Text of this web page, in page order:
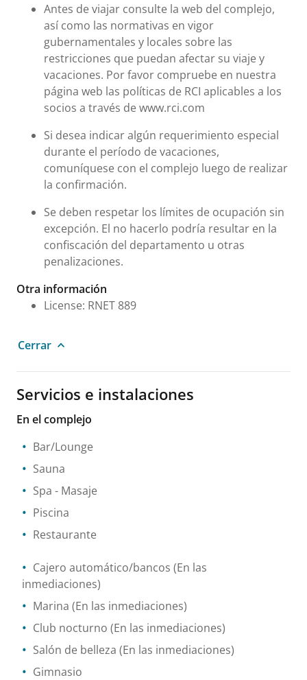
Antes de viajar consulte la web del complejo,
así como las normativas en vigor
gubernamentales y locales sobre las
restricciones que puedan afectar su viaje y
vacaciones. Por favor compruebe en nuestra
página web las políticas de RCI aplicables a los
socios a través de www.rci.com
Si desea indicar algún requerimiento especial
durante el período de vacaciones,
comuníquese con el complejo luego de realizar
la confirmación.
Se deben respetar los límites de ocupación sin
excepción. El no hacerlo podría resultar en la
confiscación del departamento u otras
penalizaciones.
Otra información
License: RNET 889
Cerrar
Servicios e instalaciones
En el complejo
Bar/Lounge
Sauna
Spa - Masaje
Piscina
Restaurante
Cajero automático/bancos (En las
inmediaciones)
Marina (En las inmediaciones)
Club nocturno (En las inmediaciones)
Salón de belleza (En las inmediaciones)
Gimnasio